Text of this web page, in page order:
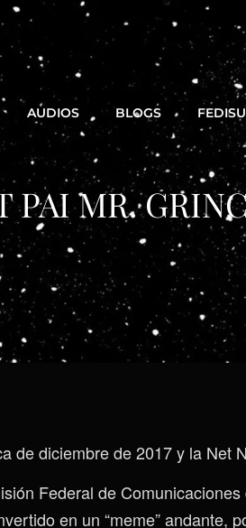
AUDIOS BLOGS
PAI MR.
de diciembre de 2017 y la Net
Federal de
en un “meme” andante,